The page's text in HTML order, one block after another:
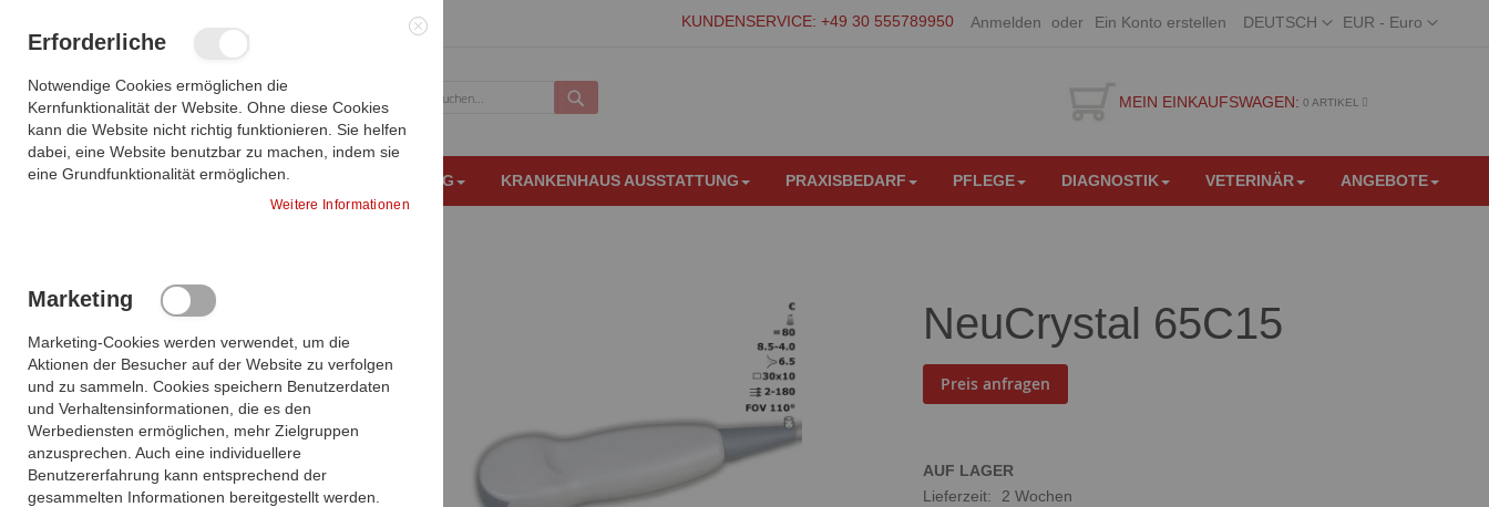
Inhalt
Währung
EUR - Euro
Sprache
DEUTSCH
KUNDENSERVICE: +49 30 555789950 Anmelden Ein Konto erstellen
MEIN EINKAUFSWAGEN: 0 ARTIKEL
Suche
MEDIZINISCHE BILDGEBUNG OP AUSSTATTUNG KRANKENHAUS AUSSTATTUNG PRAXISBEDARF PFLEGE DIAGNOSTIK VETERINÄR ANGEBOTE
NeuCrystal 65C15
Preis anfragen
AUF LAGER
Lieferzeit:
2 Wochen
Bildgalerie
springen
Produkte vergleichen
Sie haben keine Artikel zum vergleichen.
Meine Wunschliste
Sie haben keine Artikel auf Ihrer
Wunschliste.
Erforderliche
Notwendige Cookies ermöglichen die
Kernfunktionalität der Website. Ohne diese Cookies
kann die Website nicht richtig funktionieren. Sie helfen
dabei, eine Website benutzbar zu machen, indem sie
eine Grundfunktionalität ermöglichen.
Weitere Informationen
Marketing
Marketing-Cookies werden verwendet, um die
Aktionen der Besucher auf der Website zu verfolgen
und zu sammeln. Cookies speichern Benutzerdaten
und Verhaltensinformationen, die es den
Werbediensten ermöglichen, mehr Zielgruppen
anzusprechen. Auch eine individuellere
Benutzererfahrung kann entsprechend der
gesammelten Informationen bereitgestellt werden.